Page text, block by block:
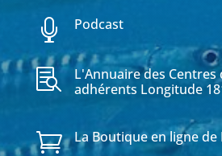
 Podcast

L'Annuaire des Centres
adhérents Longitude
 La Boutique en ligne